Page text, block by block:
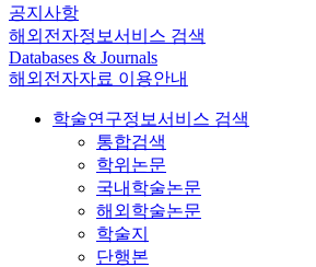
공지사항
해외전자정보서비스 검색
Databases & Journals
해외전자자료 이용안내
학술연구정보서비스 검색
통합검색
학위논문
국내학술논문
해외학술논문
학술지
단행본